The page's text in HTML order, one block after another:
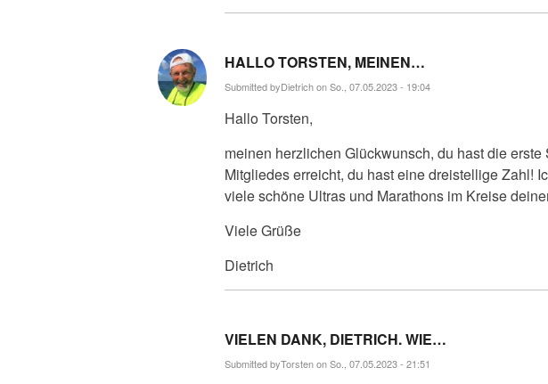
HALLO TORSTEN, MEINEN…
Submitted byDietrichon So., 07.05.2023 - 19:04
Hallo Torsten,
meinen herzlichen Glückwunsch, du hast die erste
Mitgliedes erreicht, du hast eine dreistellige Zahl!
viele schöne Ultras und Marathons im Kreise
Viele Grüße
Dietrich
VIELEN DANK, DIETRICH. WIE…
Submitted byTorstenon So., 07.05.2023 - 21:51